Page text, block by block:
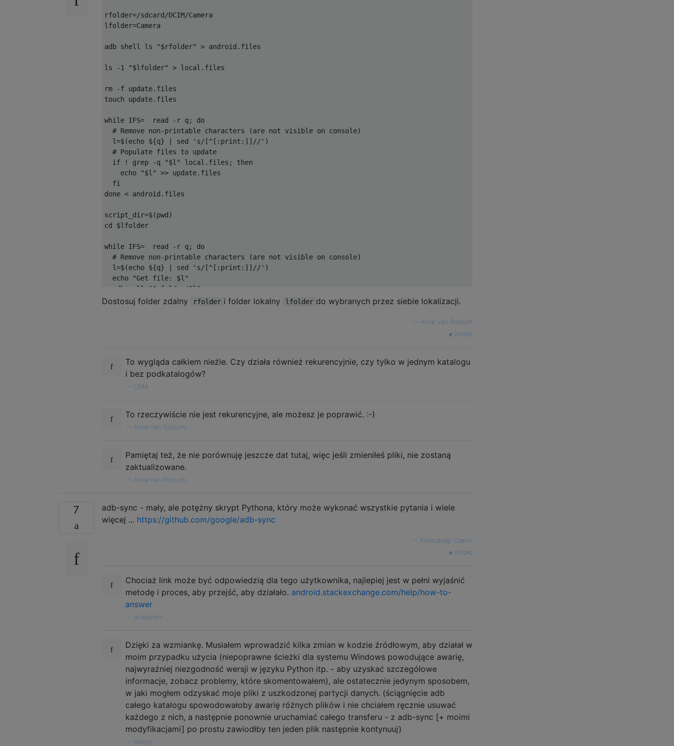
rfolder=/sdcard/DCIM/Camera
lfolder=Camera
adb shell ls "$rfolder" > android.files
ls -1 "$lfolder" > local.files
rm -f update.files
touch update.files
while IFS=  read -r q; do
  # Remove non-printable characters (are not visible on console)
  l=$(echo ${q} | sed 's/[^[:print:]]//')
  # Populate files to update
  if ! grep -q "$l" local.files; then
    echo "$l" >> update.files
  fi
done < android.files
script_dir=$(pwd)
cd $lfolder
while IFS=  read -r q; do
  # Remove non-printable characters (are not visible on console)
  l=$(echo ${q} | sed 's/[^[:print:]]//')
  echo "Get file: $l"
  adb pull "$rfolder/$l"
Dostosuj folder zdalny rfolder i folder lokalny lfolder do wybranych przez siebie lokalizacji.
Anne van Rossum
źródło
To wygląda całkiem nieźle. Czy działa również rekurencyjnie, czy tylko w jednym katalogu
i bez podkatalogów?
OMA
To rzeczywiście nie jest rekurencyjne, ale możesz je poprawić. :-)
Anne van Rossum,
Pamiętaj też, że nie porównuję jeszcze dat tutaj, więc jeśli zmieniłeś pliki, nie zostaną
zaktualizowane.
Anne van Rossum,
7
adb-sync - mały, ale potężny skrypt Pythona, który może wykonać wszystkie pytania i wiele
więcej ... https://github.com/google/adb-sync
Александр Савин
źródło
Chociaż link może być odpowiedzią dla tego użytkownika, najlepiej jest w pełni wyjaśnić
metodę i proces, aby przejść, aby działało. android.stackexchange.com/help/how-to-
answer
acejavelin
Dzięki za wzmiankę. Musiałem wprowadzić kilka zmian w kodzie źródłowym, aby działał w
moim przypadku użycia (niepoprawne ścieżki dla systemu Windows powodujące awarię,
najwyraźniej niezgodność wersji w języku Python itp. - aby uzyskać szczegółowe
informacje, zobacz problemy, które skomentowałem), ale ostatecznie jedynym sposobem,
w jaki mogłem odzyskać moje pliki z uszkodzonej partycji danych. (ściągnięcie adb
całego katalogu spowodowałoby awarię różnych plików i nie chciałem ręcznie usuwać
każdego z nich, a następnie ponownie uruchamiać całego transferu - z adb-sync [+ moimi
modyfikacjami] po prostu zawiodłby ten jeden plik następnie kontynuuj)
Venryx